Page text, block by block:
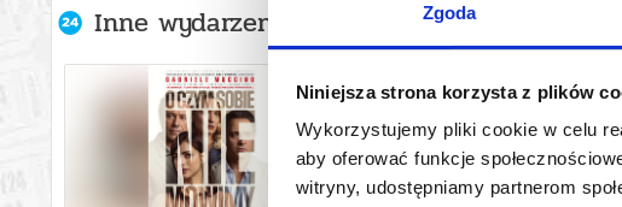
Zgoda
Niniejsza strona korzysta z plików
Wykorzystujemy pliki cookie w celu
aby oferować funkcje
witryny, udostępniamy partnerom
Inne wydarzenia organizatora